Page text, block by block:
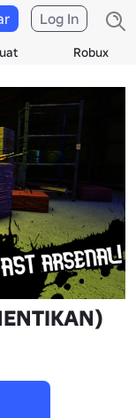
Robux
Log In